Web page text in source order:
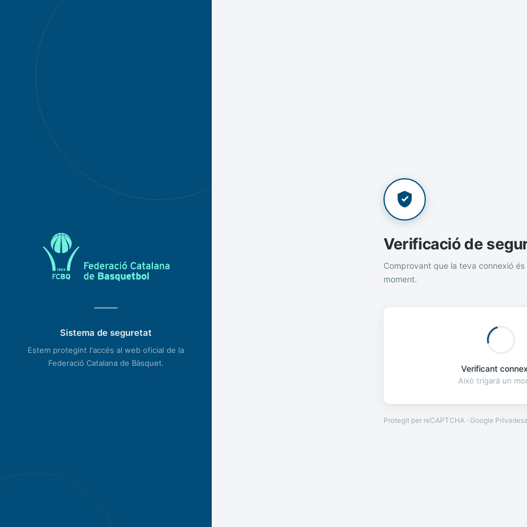
Sistema de seguretat
Estem protegint l'accés al web oficial de la
Federació Catalana de Bàsquet.
Verificació de
Comprovant que la teva connexió és
moment.
Verificant
Això trigarà un
Protegit per reCAPTCHA · Google Privadesa